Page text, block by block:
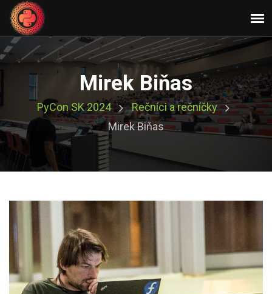
Mirek Biňas
PyCon SK 2024
Rečníci a rečníčky
Mirek Biňas